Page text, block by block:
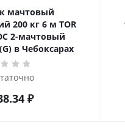
мачтовый
6 м TOR
2-мачтовый
в Чебоксарах
₽